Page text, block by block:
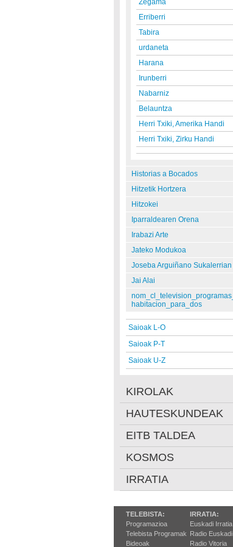
Zegama
Erriberri
Tabira
urdaneta
Harana
Irunberri
Nabarniz
Belauntza
Herri Txiki, Amerika Handi
Herri Txiki, Zirku Handi
Historias a Bocados
Hitzetik Hortzera
Hitzokei
Iparraldearen Orena
Irabazi Arte
Jateko Modukoa
Joseba Arguiñano Sukalerrian
Jai Alai
nom_cl_television_programas_
habitacion_para_dos
Saioak L-O
Saioak P-T
Saioak U-Z
KIROLAK
HAUTESKUNDEAK
EITB TALDEA
KOSMOS
IRRATIA
TELEBISTA:
Programazioa
Telebista Programak
Bideoak
IRRATIA:
Euskadi Irratia
Radio Euskadi
Radio Vitoria